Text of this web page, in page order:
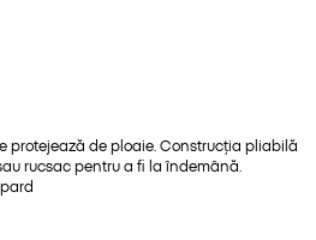
protejează de ploaie. Construcția pliabilă
rucsac pentru a fi la îndemână.